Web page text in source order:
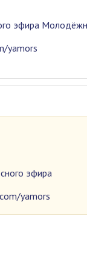
эфира
yamors
эфира
yamors